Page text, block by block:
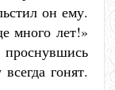
он ему.
много лет!»
проснувшись
гонят.